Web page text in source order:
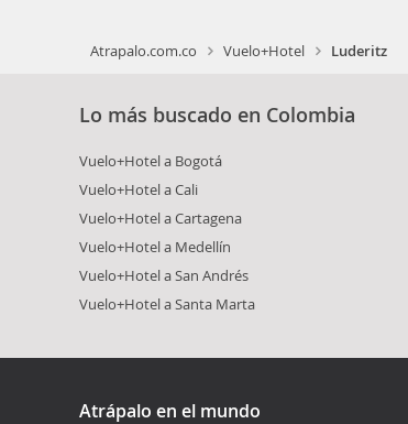
Atrapalo.com.co Vuelo+Hotel Luderitz
Lo más buscado en Colombia
Vuelo+Hotel a Bogotá
Vuelo+Hotel a Cali
Vuelo+Hotel a Cartagena
Vuelo+Hotel a Medellín
Vuelo+Hotel a San Andrés
Vuelo+Hotel a Santa Marta
Atrápalo en el mundo